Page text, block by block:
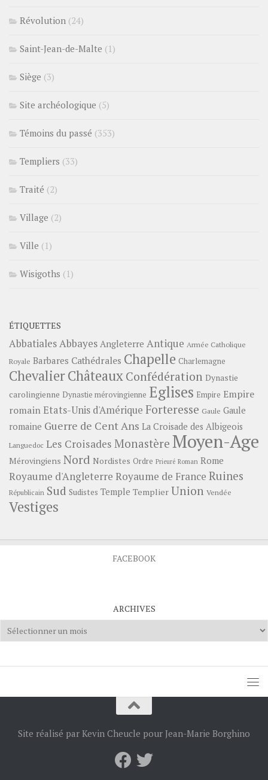
Révolution (24)
Saint-Jean-de-Malte (1)
Siège (3)
Site archéologique (5)
Témoins du passé (353)
Templiers (33)
Traité (2)
Village (2)
Ville (1)
Wisigoths (1)
ÉTIQUETTES
Abbatiales Abbayes Angleterre Antique Armée Catholique
Royale Barbares Cathédrales Chapelle Charlemagne
ChevalierChâteauxConfédération Dynastie
carolingienne Dynastie mérovingienne Eglises Empire Empire
romainEtats-Unis d'Amérique Forteresse Gaule Gaule
romaine Guerre de Cent Ans La Croisade des Albigeois
Languedoc Les Croisades Monastère Moyen-Age
Mérovingiens Nord Nordistes Ordre Prieuré Roman Rome
Royaume d'Angleterre Royaume de France Ruines
Républicain Sud Sudistes Temple Templier Union Vendée
Vestiges
FACEBOOK
ARCHIVES
Archives
Site réalisé par Kevin Cheucle pour Jean-Marie Borghino